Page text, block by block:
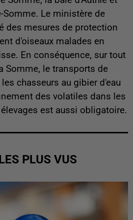
Somme. Le ministère de
des mesures de protection
d'oiseaux malades en
En conséquence, sur tout
Somme, le transports de
chasseurs au gibier d'eau
des volatiles dans les
est aussi obligatoire.
PLUS VUS